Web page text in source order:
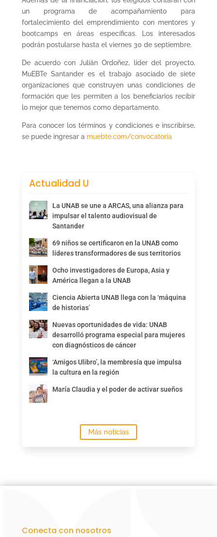
un programa de acompañamiento para
fortalecimiento del emprendimiento con mentores y
bootcamps en áreas específicas. Los interesados
podrán postularse hasta el viernes 30 de septiembre.
De acuerdo con Julián Ordoñez, líder del proyecto,
MuEBTe Santander es el trabajo asociado de siete
organizaciones que construyen unas condiciones de
formación que les permiten a los beneficiarios recibir
lo mejor que tenemos como departamento.
Para conocer los términos y condiciones e inscribirse,
se puede ingresar a muebte.com/convocatoria
Actualidad U
La UNAB se une a ARCAS, una alianza para
impulsar el talento audiovisual de
Santander
69 niños se certificaron en la UNAB como
líderes transformadores de sus territorios
Ocho investigadores de Europa, Asia y
América llegan a la UNAB
Ciencia Abierta UNAB llega con la ‘máquina
de historias’
Nuevas oportunidades de vida: UNAB
desarrolló programa especial para mujeres
con diagnósticos de cáncer
‘Amigos Ulibro’, la membresía que impulsa
la cultura en la región
María Claudia y el poder de activar sueños
Más noticias
Conecta con nosotros